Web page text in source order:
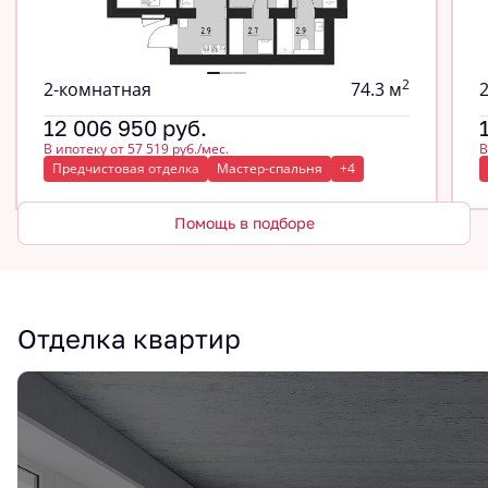
2-комнатная 74.3 м2
12 006 950 руб.
В ипотеку от 57 519 руб./мес.
Предчистовая отделка
Мастер-спальня +4
Помощь в подборе
Отделка квартир